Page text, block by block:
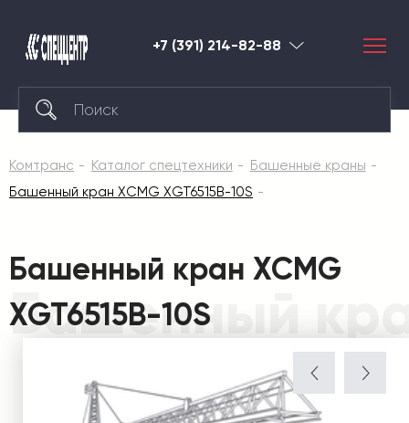
+7 (391) 214-82-88 Красноярск
Комтранс Каталог спецтехники
Башенные краны
Башенный кран XCMG XGT6515B-10S
Башенный
Башенный кран XCMG
XGT6515B-10S